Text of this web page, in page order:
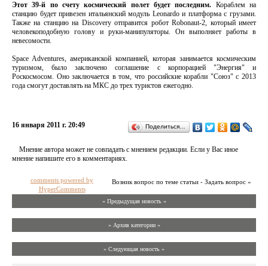
Этот 39-й по счету космический полет будет последним. Кораблем на
станцию будет привезен итальянский модуль Leonardo и платформа с грузами.
Также на станцию на Discovery отправится робот Robonaut-2, который имеет
человекоподобную голову и руки-манипуляторы. Он выполняет работы в
невесомости.
Space Adventures, американской компанией, которая занимается космическим
туризмом, было заключено соглашение с корпорацией "Энергия" и
Роскосмосом. Оно заключается в том, что российские корабли "Союз" с 2013
года смогут доставлять на МКС до трех туристов ежегодно.
16 января 2011 г. 20:49 Поделиться…
Мнение автора может не совпадать с мнением редакции. Если у Вас иное
мнение напишите его в комментариях.
Возник вопрос по теме статьи - Задать вопрос »
comments powered by
HyperComments
« Предыдущая новость «
» Архив категории «
» Следующая новость »